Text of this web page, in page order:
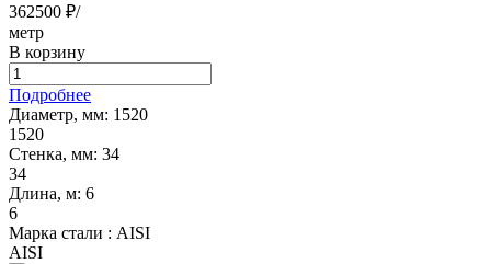
362500 ₽/
метр
В корзину
Подробнее
Диаметр, мм: 1520
1520
Стенка, мм: 34
34
Длина, м: 6
6
Марка стали : AISI
AISI